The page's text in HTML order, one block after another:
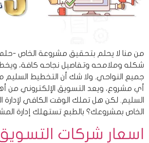
من منا لا يحلم بتحقيق مشروعة الخاص -
شكله وملامحه وتفاصيل نجاحه كافة،
جميع النواحي. ولا شك أن التخطيط
أي مشروع، ويعد التسويق الإلكتروني من
السليم. لكن هل تملك الوقت الكافي لإدارة
الخاص بمشروعك؟ بالطبع تستهلك إدارة
اسعار شركات